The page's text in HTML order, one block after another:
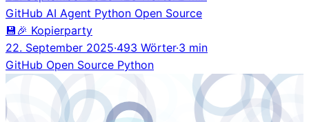
GitHub AI Agent Python Open Source
💾🎉 Kopierparty
22. September 2025·493 Wörter·3 min
GitHub Open Source Python